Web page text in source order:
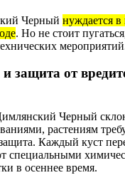
Черный нуждается
. Но не стоит
защита от
Черный
растениям
Каждый куст
специальными
в осеннее время.